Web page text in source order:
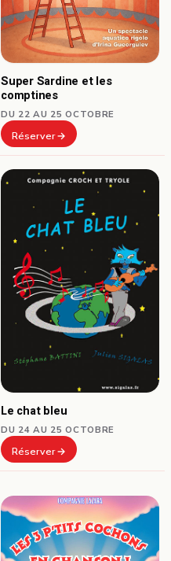
Super Sardine et les
comptines
DU 22 AU 25 OCTOBRE
Réserver
Le chat bleu
DU 24 AU 25 OCTOBRE
Réserver